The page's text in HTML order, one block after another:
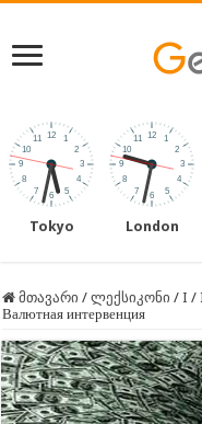
Tokyo London
მთავარი / ლექსიკონი / I /
Валютная интервенция